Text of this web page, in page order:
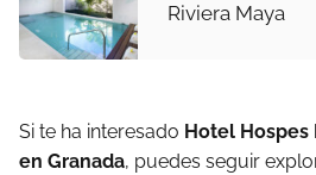
Riviera Maya
Si te ha interesado Hotel Hospes
en Granada, puedes seguir